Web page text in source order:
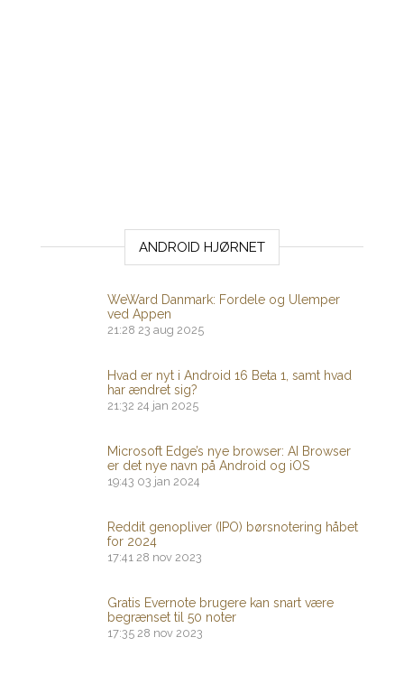
ANDROID HJØRNET
WeWard Danmark: Fordele og Ulemper
ved Appen
21:28 23 aug 2025
Hvad er nyt i Android 16 Beta 1, samt hvad
har ændret sig?
21:32 24 jan 2025
Microsoft Edge’s nye browser: AI Browser
er det nye navn på Android og iOS
19:43 03 jan 2024
Reddit genopliver (IPO) børsnotering håbet
for 2024
17:41 28 nov 2023
Gratis Evernote brugere kan snart være
begrænset til 50 noter
17:35 28 nov 2023